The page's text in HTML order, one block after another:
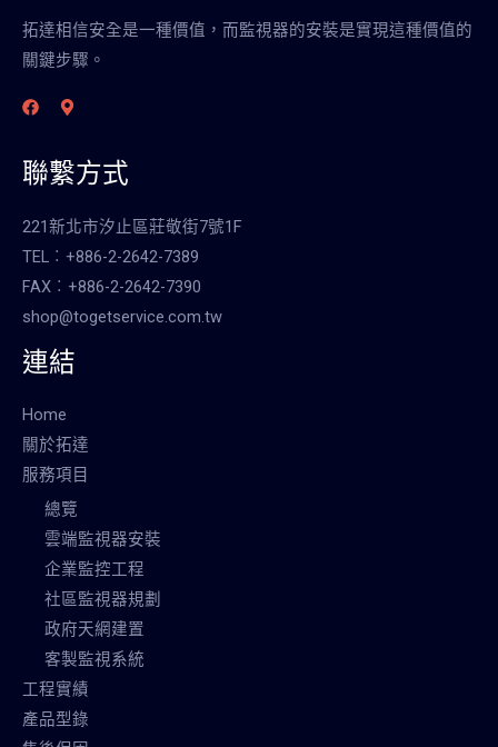
拓達相信安全是一種價值，而監視器的安裝是實現這種價值的
關鍵步驟。
聯繫方式
221新北市汐止區莊敬街7號1F
TEL︰+886-2-2642-7389
FAX︰+886-2-2642-7390
shop@togetservice.com.tw
連結
Home
關於拓達
服務項目
總覽
雲端監視器安裝
企業監控工程
社區監視器規劃
政府天網建置
客製監視系統
工程實績
產品型錄